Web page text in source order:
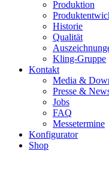
Produktion
Historie
Qualität
Kling-Gruppe
Kontakt
Media &
Presse &
Jobs
FAQ
Messetermine
Konfigurator
Shop